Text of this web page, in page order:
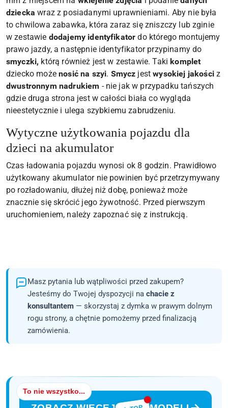
dziecka wraz z posiadanymi uprawnieniami. Aby nie była
to chwilowa zabawka, która zaraz się zniszczy lub zginie
w zestawie dodajemy identyfikator do którego montujemy
prawo jazdy, a następnie identyfikator przypinamy do
smyczki, którą również jest w zestawie. Takikomplet
dziecko możenosić na szyi. Smycz jestwysokiej jakościz
dwustronnym nadrukiem - nie jak w przypadku tańszych
gdzie druga strona jest w całości biała co wygląda
nieestetycznie i ulega szybkiemu zabrudzeniu.
Wytyczne użytkowania pojazdu dla
dzieci na akumulator
Czas ładowania pojazdu wynosi ok 8 godzin. Prawidłowo
użytkowany akumulator nie powinien być przetrzymywany
po rozładowaniu, dłużej niż dobę, ponieważ może
znacznie się skrócić jego żywotność. Przed pierwszym
uruchomieniem, należy zapoznać się z instrukcją.
Masz pytania lub wątpliwości przed zakupem?
Jesteśmy do Twojej dyspozycji na chacie z
konsultantem — skorzystaj z dymka w prawym dolnym
rogu strony, a chętnie pomożemy przed finalizacją
zamówienia.
To nie wszystko...